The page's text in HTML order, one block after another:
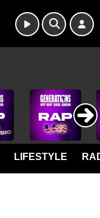
LIFESTYLE